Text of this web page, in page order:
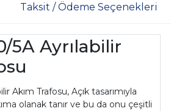
Taksit / Ödeme Seçenekleri
5A Ayrılabilir
Akım Trafosu, Açık tasarımıyla
olanak tanır ve bu da onu çeşitli